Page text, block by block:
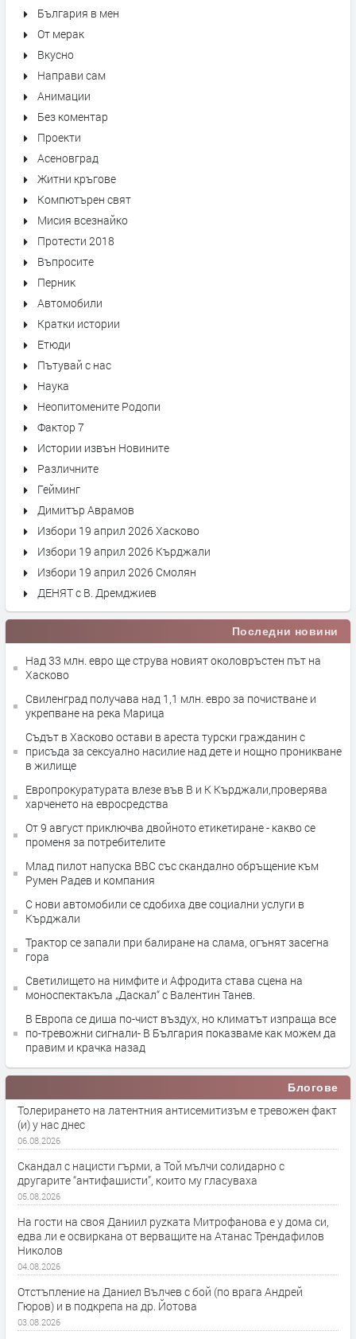
България в мен
От мерак
Вкусно
Направи сам
Анимации
Без коментар
Проекти
Асеновград
Житни кръгове
Компютърен свят
Мисия всезнайко
Протести 2018
Въпросите
Перник
Автомобили
Кратки истории
Етюди
Пътувай с нас
Наука
Неопитомените Родопи
Фактор 7
Истории извън Новините
Различните
Гейминг
Димитър Аврамов
Избори 19 април 2026 Хасково
Избори 19 април 2026 Кърджали
Избори 19 април 2026 Смолян
ДЕНЯТ с В. Дремджиев
Последни новини
Над 33 млн. евро ще струва новият околовръстен път на
Хасково
Свиленград получава над 1,1 млн. евро за почистване и
укрепване на река Марица
Съдът в Хасково остави в ареста турски гражданин с
присъда за сексуално насилие над дете и нощно проникване
в жилище
Европрокуратурата влезе във В и К Кърджали,проверява
харченето на евросредства
От 9 август приключва двойното етикетиране - какво се
променя за потребителите
Млад пилот напуска ВВС със скандално обръщение към
Румен Радев и компания
С нови автомобили се сдобиха две социални услуги в
Кърджали
Трактор се запали при балиране на слама, огънят засегна
гора
Светилището на нимфите и Афродита става сцена на
моноспектакъла „Даскал“ с Валентин Танев.
В Европа се диша по-чист въздух, но климатът изпраща все
по-тревожни сигнали- В България показваме как можем да
правим и крачка назад
Блогове
Толерирането на латентния антисемитизъм е тревожен факт
(и) у нас днес
06.08.2026
Скандал с нацисти гърми, а Той мълчи солидарно с
другарите “антифашисти”, които му гласуваха
05.08.2026
На гости на своя Даниил руzката Митрофанова е у дома си,
едва ли е освиркана от верващите на Атанас Трендафилов
Николов
04.08.2026
Отстъпление на Даниел Вълчев с бой (по врага Андрей
Гюров) и в подкрепа на др. Йотова
03.08.2026